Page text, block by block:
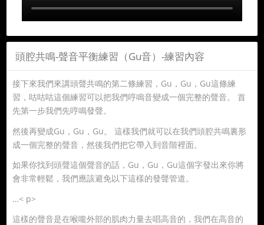
頭腔共鳴-聲音平衡練習（Gu音）-練習內容
接下來我們來講頭聲共鳴的第二條練習，Gu，Gu，Gu這條練
習，咕咕咕這個練習可以把我們哼鳴音變成一個完整的聲音。 首
先第一步我們先哼鳴發聲。
然後再變成Gu，Gu，Gu。 這樣我們就可以在我們頭腔共鳴裏形
成一個完整的聲音，然後我們把它帶入到音階裡面。
如果你找到頭聲這個聲音的話，Gu，Gu，Gu這個字發出來你將
會非常輕鬆，我們應該避免以下這樣的發聲管道。
…< p>
這樣的聲音是在喉嚨外部的肌肉力量去唱高音的，我們在高音的